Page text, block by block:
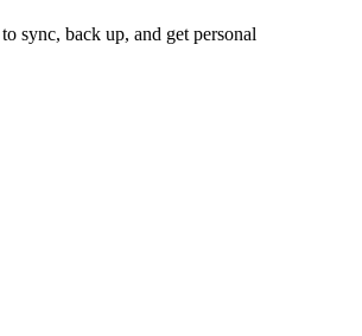
sync, back up, and get personal